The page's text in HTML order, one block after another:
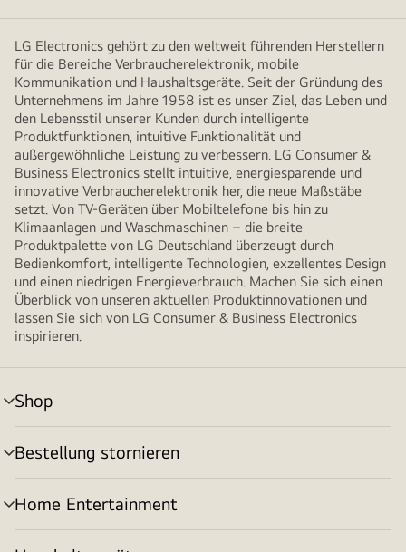
LG Electronics gehört zu den weltweit führenden Herstellern
für die Bereiche Verbraucherelektronik, mobile
Kommunikation und Haushaltsgeräte. Seit der Gründung des
Unternehmens im Jahre 1958 ist es unser Ziel, das Leben und
den Lebensstil unserer Kunden durch intelligente
Produktfunktionen, intuitive Funktionalität und
außergewöhnliche Leistung zu verbessern. LG Consumer &
Business Electronics stellt intuitive, energiesparende und
innovative Verbraucherelektronik her, die neue Maßstäbe
setzt. Von TV-Geräten über Mobiltelefone bis hin zu
Klimaanlagen und Waschmaschinen – die breite
Produktpalette von LG Deutschland überzeugt durch
Bedienkomfort, intelligente Technologien, exzellentes Design
und einen niedrigen Energieverbrauch. Machen Sie sich einen
Überblick von unseren aktuellen Produktinnovationen und
lassen Sie sich von LG Consumer & Business Electronics
inspirieren.
Shop
Menü
umschalten
Bestellung stornieren
Menü
umschalten
Home Entertainment
Menü
umschalten